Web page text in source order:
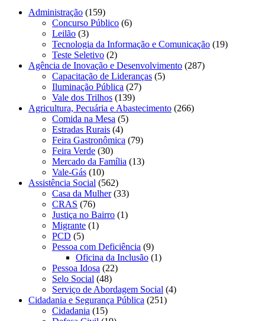
Administração (159)
Concurso Público (6)
Leilão (3)
Tecnologia da Informação e Comunicação (19)
Teste Seletivo (2)
Agência de Inovação e Desenvolvimento (287)
Capacitação de Lideranças (5)
Iluminação Pública (27)
Vale dos Trilhos (139)
Agricultura, Pecuária e Abastecimento (266)
Comida na Mesa (5)
Estradas Rurais (4)
Feira Gastronômica (79)
Feira Verde (30)
Mercado da Família (13)
Vale-Gás (10)
Assistência Social (562)
Casa da Mulher(33)
CRAS (76)
Justiça no Bairro (1)
Migrante (1)
PCD (5)
Pessoa com Deficiência (9)
Oficina da Inclusão (1)
Pessoa Idosa (22)
Selo Social (48)
Serviço de Abordagem Social (4)
Cidadania e Segurança Pública (251)
Cidadania (15)